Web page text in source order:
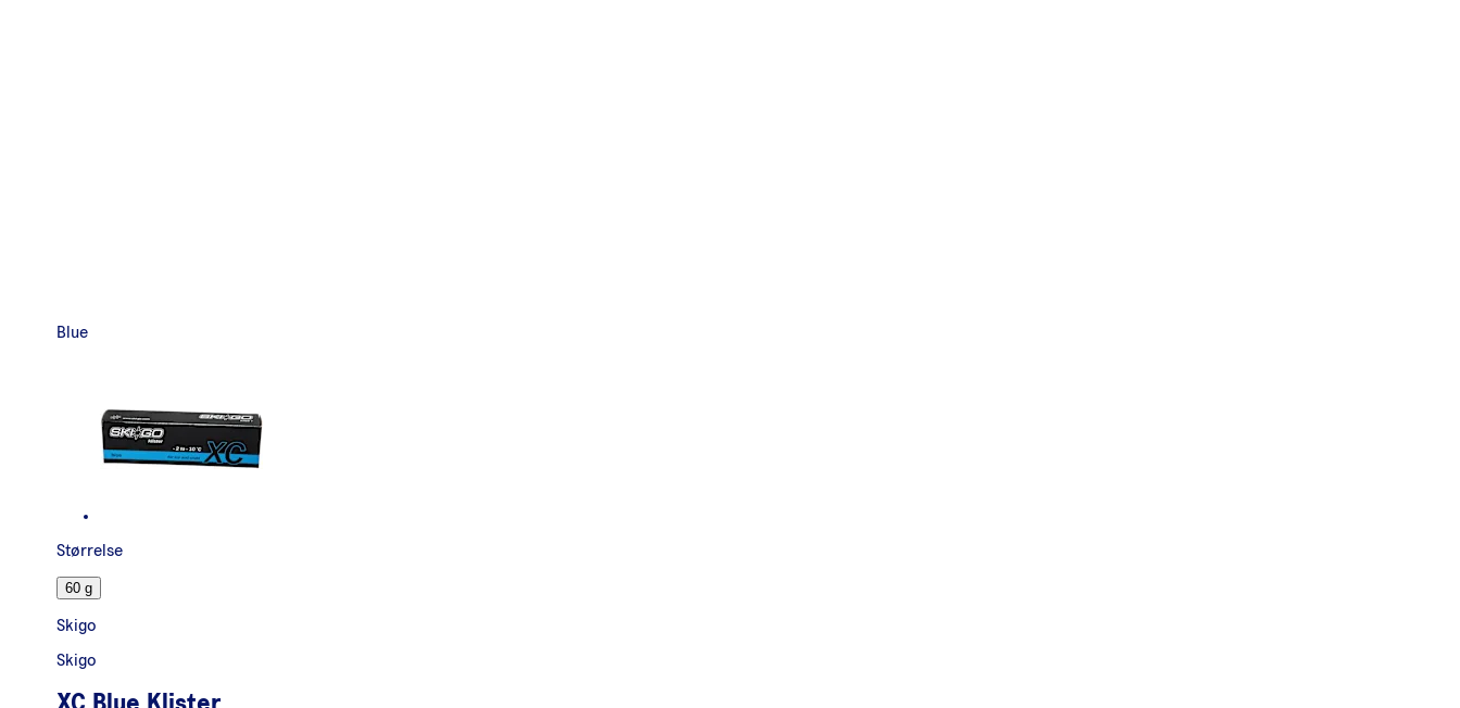
Blue
Størrelse
60 g
Skigo
Skigo